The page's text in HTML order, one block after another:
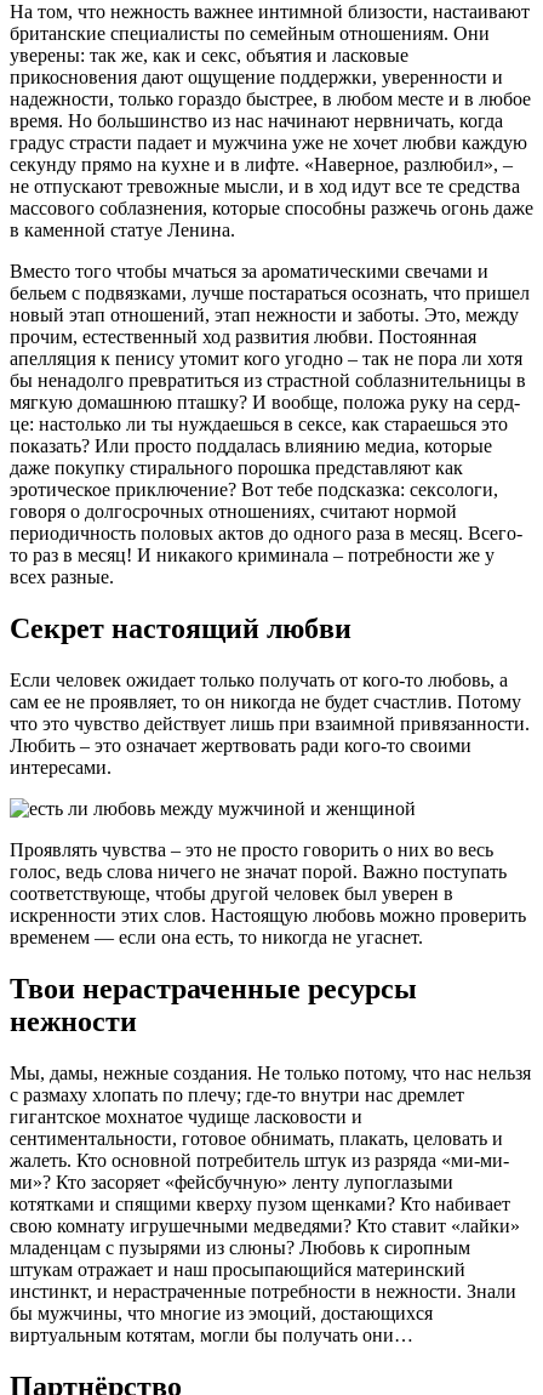
На том, что нежность важнее интимной близости, настаивают
британские специалисты по семейным отношениям. Они
уверены: так же, как и секс, объятия и ласковые
прикосновения дают ощущение поддержки, уверенности и
надежности, только гораздо быстрее, в любом месте и в любое
время. Но большинство из нас начинают нервничать, когда
градус страсти падает и мужчина уже не хочет любви каждую
секунду прямо на кухне и в лифте. «Наверное, разлюбил», –
не отпус­кают тревожные мысли, и в ход идут все те средства
массового соблазнения, которые способны разжечь огонь даже
в каменной статуе Ленина.
Вместо того чтобы мчаться за ароматическими свечами и
бельем с подвязками, лучше постараться осознать, что пришел
новый этап отношений, этап нежности и заботы. Это, между
прочим, естественный ход развития любви. Постоянная
апелляция к пенису утомит кого угодно – так не пора ли хотя
бы ненадолго превратиться из страстной соблазнительницы в
мягкую домашнюю пташку? И вообще, положа руку на серд­
це: настолько ли ты нуждаешься в сексе, как стараешься это
показать? Или просто поддалась влиянию медиа, которые
даже покупку стирального порошка представляют как
эротическое приключение? Вот тебе подсказка: сексологи,
говоря о долгосрочных отношениях, считают нормой
периодичность половых актов до одного раза в месяц. Всего-
то раз в месяц! И никакого криминала – потребности же у
всех разные.
Секрет настоящий любви
Если человек ожидает только получать от кого-то любовь, а
сам ее не проявляет, то он никогда не будет счастлив. Потому
что это чувство действует лишь при взаимной привязанности.
Любить – это означает жертвовать ради кого-то своими
интересами.
Проявлять чувства – это не просто говорить о них во весь
голос, ведь слова ничего не значат порой. Важно поступать
соответствующе, чтобы другой человек был уверен в
искренности этих слов. Настоящую любовь можно проверить
временем — если она есть, то никогда не угаснет.
Твои нерастраченные ресурсы
нежности
Мы, дамы, нежные создания. Не только потому, что нас нельзя
с размаху хлопать по плечу; где-то внутри нас дремлет
гигантское мохнатое чудище лас­ковости и
сентиментальности, готовое обнимать, плакать, целовать и
жалеть. Кто основной потребитель штук из разряда «ми-ми-
ми»? Кто засоряет «фейсбучную» ленту лупоглазыми
котятками и спящими кверху пузом щенками? Кто набивает
свою комнату игрушечными медведями? Кто ставит «лайк­и»
младенцам с пузырями из слюны? Любовь к сиропным
штукам отражает и наш просыпающийся материнский
инстинкт, и нерас­траченные потребности в неж­ности. Знали
бы мужчины, что многие из эмоций, дос­тающихся
виртуальным котятам, могли бы получать они…
Партнёрство